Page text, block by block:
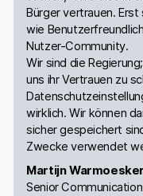
Bürger vertrauen.
wie
Nutzer-Community.
Wir sind die
uns ihr Vertrauen zu
wirklich. Wir können
sicher gespeichert
Zwecke verwendet
Martijn
Senior